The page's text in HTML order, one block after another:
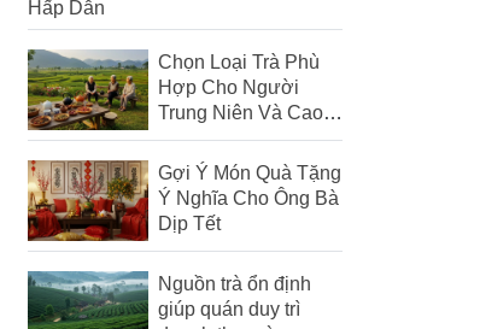
Chọn Loại Trà Phù
Hợp Cho Người
Trung Niên Và Cao
Tuổi
Gợi Ý Món Quà Tặng
Ý Nghĩa Cho Ông Bà
Dịp Tết
Nguồn trà ổn định
giúp quán duy trì